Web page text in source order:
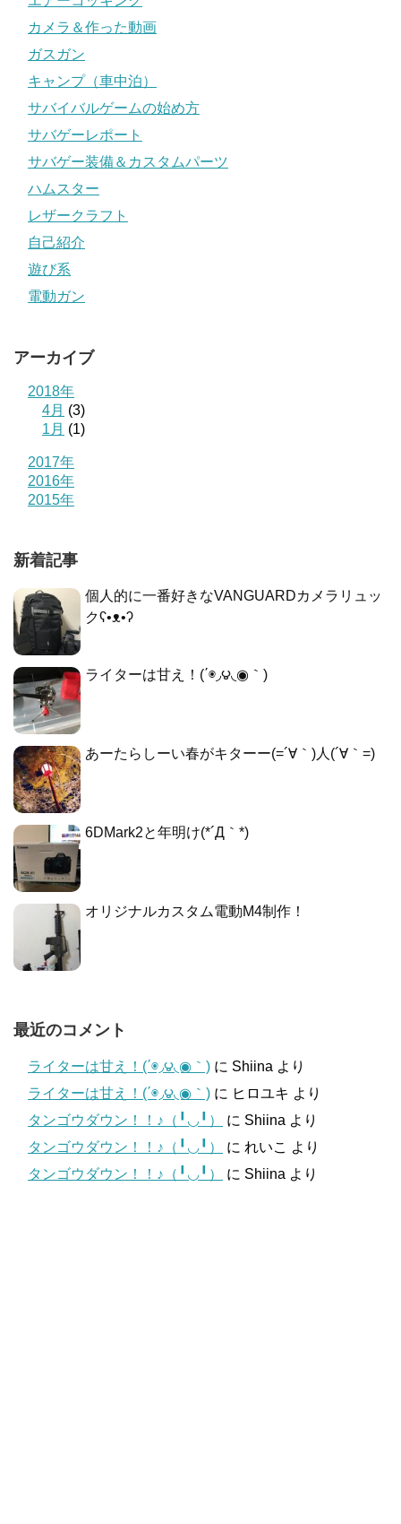
カメラ＆作った動画
ガスガン
キャンプ（車中泊）
サバイバルゲームの始め方
サバゲーレポート
サバゲー装備＆カスタムパーツ
ハムスター
レザークラフト
自己紹介
遊び系
電動ガン
アーカイブ
2018年
4月 (3)
1月 (1)
2017年
2016年
2015年
新着記事
個人的に一番好きなVANGUARDカメラリュッ
クʕ•ᴥ•ʔ
ライターは甘え！(΄◉◞౪◟◉｀)
あーたらしーい春がキターー(=´∀｀)人(´∀｀=)
6DMark2と年明け(*´Д｀*)
オリジナルカスタム電動M4制作！
最近のコメント
ライターは甘え！(΄◉◞౪◟◉｀) に Shiina より
ライターは甘え！(΄◉◞౪◟◉｀) に ヒロユキ より
タンゴウダウン！！♪（╹◡╹）
に Shiina より
タンゴウダウン！！♪（╹◡╹）
に れいこ より
タンゴウダウン！！♪（╹◡╹）
に Shiina より